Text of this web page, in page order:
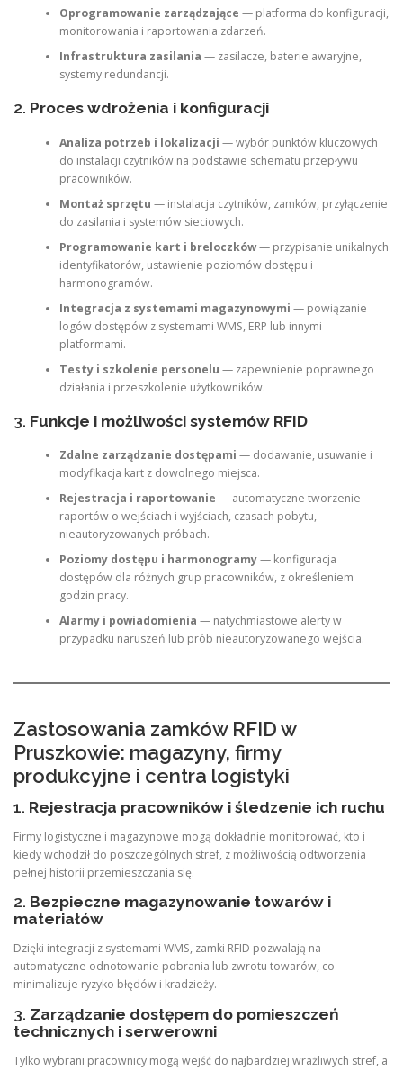
Oprogramowanie zarządzające — platforma do konfiguracji,
monitorowania i raportowania zdarzeń.
Infrastruktura zasilania — zasilacze, baterie awaryjne,
systemy redundancji.
2. Proces wdrożenia i konfiguracji
Analiza potrzeb i lokalizacji — wybór punktów kluczowych
do instalacji czytników na podstawie schematu przepływu
pracowników.
Montaż sprzętu — instalacja czytników, zamków, przyłączenie
do zasilania i systemów sieciowych.
Programowanie kart i breloczków— przypisanie unikalnych
identyfikatorów, ustawienie poziomów dostępu i
harmonogramów.
Integracja z systemami magazynowymi — powiązanie
logów dostępów z systemami WMS, ERP lub innymi
platformami.
Testy i szkolenie personelu — zapewnienie poprawnego
działania i przeszkolenie użytkowników.
3. Funkcje i możliwości systemów RFID
Zdalne zarządzanie dostępami — dodawanie, usuwanie i
modyfikacja kart z dowolnego miejsca.
Rejestracja i raportowanie — automatyczne tworzenie
raportów o wejściach i wyjściach, czasach pobytu,
nieautoryzowanych próbach.
Poziomy dostępu i harmonogramy— konfiguracja
dostępów dla różnych grup pracowników, z określeniem
godzin pracy.
Alarmy i powiadomienia — natychmiastowe alerty w
przypadku naruszeń lub prób nieautoryzowanego wejścia.
Zastosowania zamków RFID w
Pruszkowie: magazyny, firmy
produkcyjne i centra logistyki
1. Rejestracja pracowników i śledzenie ich ruchu
Firmy logistyczne i magazynowe mogą dokładnie monitorować, kto i
kiedy wchodził do poszczególnych stref, z możliwością odtworzenia
pełnej historii przemieszczania się.
2. Bezpieczne magazynowanie towarów i
materiałów
Dzięki integracji z systemami WMS, zamki RFID pozwalają na
automatyczne odnotowanie pobrania lub zwrotu towarów, co
minimalizuje ryzyko błędów i kradzieży.
3. Zarządzanie dostępem do pomieszczeń
technicznych i serwerowni
Tylko wybrani pracownicy mogą wejść do najbardziej wrażliwych stref, a